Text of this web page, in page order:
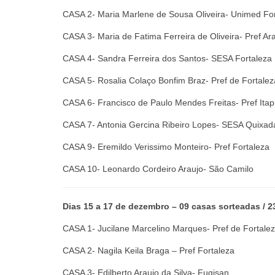
CASA 2- Maria Marlene de Sousa Oliveira- Unimed
CASA 3- Maria de Fatima Ferreira de Oliveira- Pref
CASA 4- Sandra Ferreira dos Santos- SESA Fortaleza
CASA 5- Rosalia Colaço Bonfim Braz- Pref de
CASA 6- Francisco de Paulo Mendes Freitas- Pref
CASA 7- Antonia Gercina Ribeiro Lopes- SESA
CASA 9- Eremildo Verissimo Monteiro- Pref Fortaleza
CASA 10- Leonardo Cordeiro Araujo- São Camilo
Dias 15 a 17 de dezembro – 09 casas sorteadas /
CASA 1- Jucilane Marcelino Marques- Pref de
CASA 2- Nagila Keila Braga – Pref Fortaleza
CASA 3- Edilberto Araujo da Silva- Fugisan